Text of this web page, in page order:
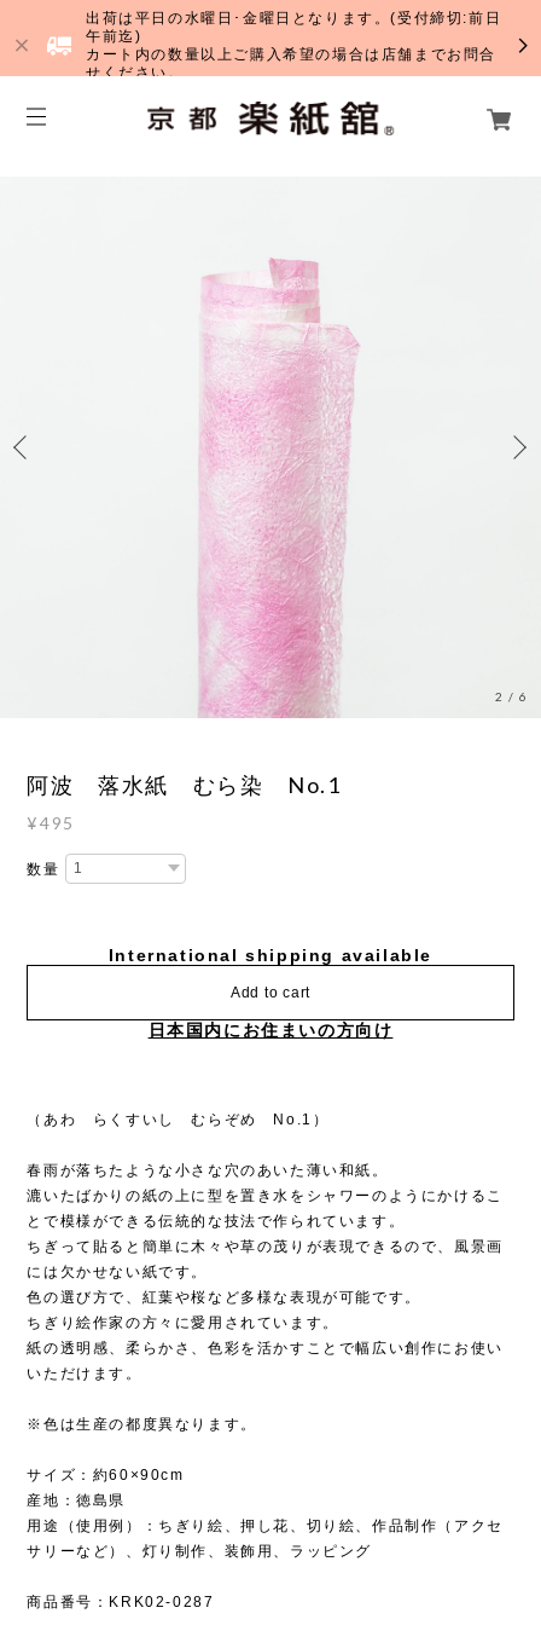
出荷は平日の水曜日･金曜日となります。(受付締切:前日
午前迄)
カート内の数量以上ご購入希望の場合は店舗までお問合
せください。
2 /6
阿波 落水紙 むら染 No.1
¥495
数量
International shipping available
Add to cart
日本国内にお住まいの方向け
（あわ らくすいし むらぞめ No.1）
春雨が落ちたような小さな穴のあいた薄い和紙。
漉いたばかりの紙の上に型を置き水をシャワーのようにかけるこ
とで模様ができる伝統的な技法で作られています。
ちぎって貼ると簡単に木々や草の茂りが表現できるので、風景画
には欠かせない紙です。
色の選び方で、紅葉や桜など多様な表現が可能です。
ちぎり絵作家の方々に愛用されています。
紙の透明感、柔らかさ、色彩を活かすことで幅広い創作にお使い
いただけます。
※色は生産の都度異なります。
サイズ：約60×90cm
産地：徳島県
用途（使用例）：ちぎり絵、押し花、切り絵、作品制作（アクセ
サリーなど）、灯り制作、装飾用、ラッピング
商品番号：KRK02-0287